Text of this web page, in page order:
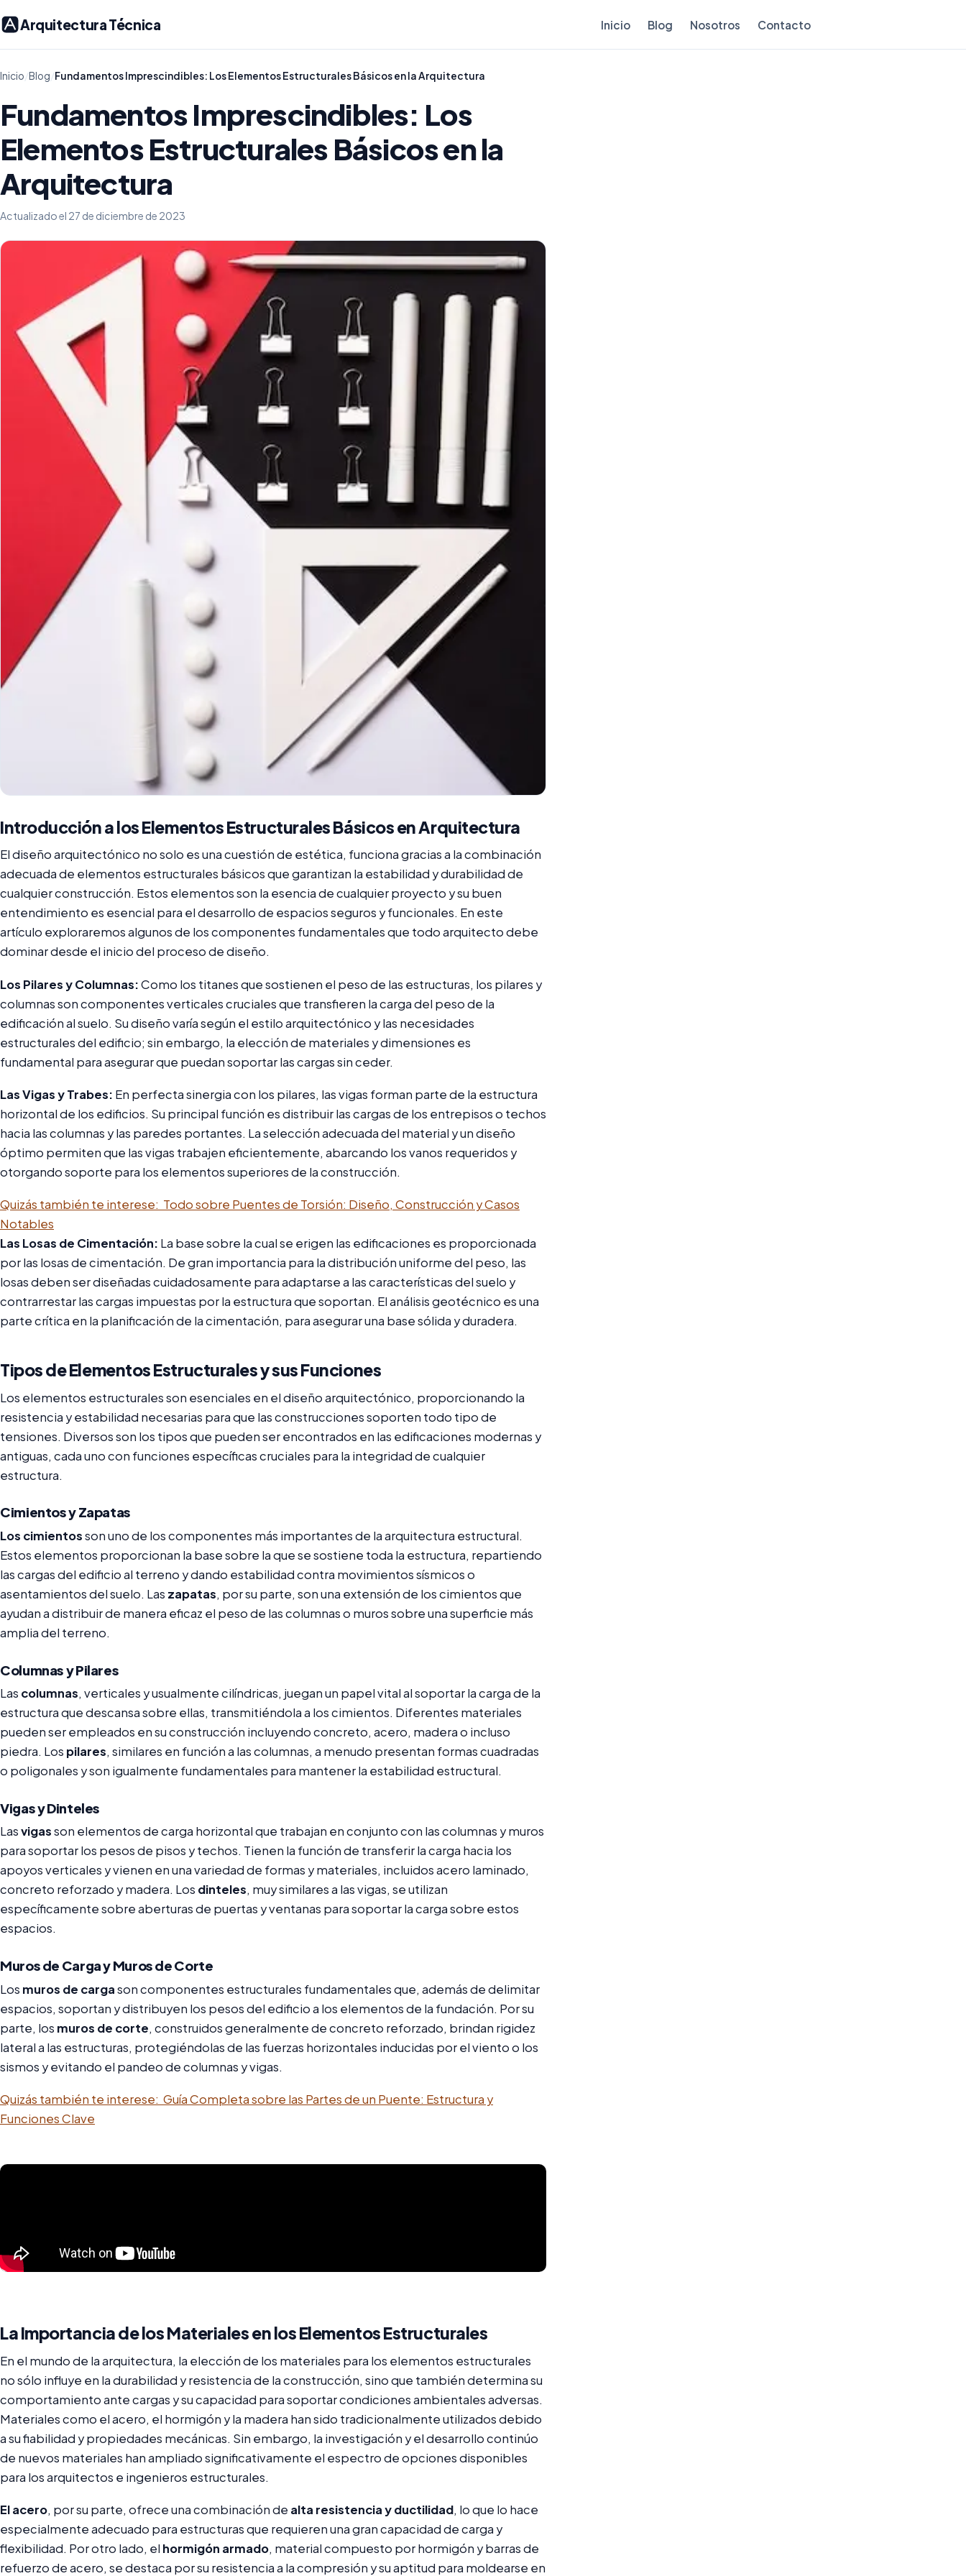
Arquitectura Técnica Inicio Blog Nosotros Contacto
Inicio/Blog/Fundamentos Imprescindibles: Los Elementos Estructurales Básicos en la Arquitectura
Fundamentos Imprescindibles: Los
Elementos Estructurales Básicos en la
Arquitectura
Actualizado el 27 de diciembre de 2023
Introducción a los Elementos Estructurales Básicos en Arquitectura
El diseño arquitectónico no solo es una cuestión de estética, funciona gracias a la combinación
adecuada de elementos estructurales básicos que garantizan la estabilidad y durabilidad de
cualquier construcción. Estos elementos son la esencia de cualquier proyecto y su buen
entendimiento es esencial para el desarrollo de espacios seguros y funcionales. En este
artículo exploraremos algunos de los componentes fundamentales que todo arquitecto debe
dominar desde el inicio del proceso de diseño.
Los Pilares y Columnas:Como los titanes que sostienen el peso de las estructuras, los pilares y
columnas son componentes verticales cruciales que transfieren la carga del peso de la
edificación al suelo. Su diseño varía según el estilo arquitectónico y las necesidades
estructurales del edificio; sin embargo, la elección de materiales y dimensiones es
fundamental para asegurar que puedan soportar las cargas sin ceder.
Las Vigas y Trabes: En perfecta sinergia con los pilares, las vigas forman parte de la estructura
horizontal de los edificios. Su principal función es distribuir las cargas de los entrepisos o techos
hacia las columnas y las paredes portantes. La selección adecuada del material y un diseño
óptimo permiten que las vigas trabajen eficientemente, abarcando los vanos requeridos y
otorgando soporte para los elementos superiores de la construcción.
Quizás también te interese: Todo sobre Puentes de Torsión: Diseño, Construcción y Casos
Notables
Las Losas de Cimentación: La base sobre la cual se erigen las edificaciones es proporcionada
por las losas de cimentación. De gran importancia para la distribución uniforme del peso, las
losas deben ser diseñadas cuidadosamente para adaptarse a las características del suelo y
contrarrestar las cargas impuestas por la estructura que soportan. El análisis geotécnico es una
parte crítica en la planificación de la cimentación, para asegurar una base sólida y duradera.
Tipos de Elementos Estructurales y sus Funciones
Los elementos estructurales son esenciales en el diseño arquitectónico, proporcionando la
resistencia y estabilidad necesarias para que las construcciones soporten todo tipo de
tensiones. Diversos son los tipos que pueden ser encontrados en las edificaciones modernas y
antiguas, cada uno con funciones específicas cruciales para la integridad de cualquier
estructura.
Cimientos y Zapatas
Los cimientosson uno de los componentes más importantes de la arquitectura estructural.
Estos elementos proporcionan la base sobre la que se sostiene toda la estructura, repartiendo
las cargas del edificio al terreno y dando estabilidad contra movimientos sísmicos o
asentamientos del suelo. Las zapatas, por su parte, son una extensión de los cimientos que
ayudan a distribuir de manera eficaz el peso de las columnas o muros sobre una superficie más
amplia del terreno.
Columnas y Pilares
Las columnas, verticales y usualmente cilíndricas, juegan un papel vital al soportar la carga de la
estructura que descansa sobre ellas, transmitiéndola a los cimientos. Diferentes materiales
pueden ser empleados en su construcción incluyendo concreto, acero, madera o incluso
piedra. Los pilares, similares en función a las columnas, a menudo presentan formas cuadradas
o poligonales y son igualmente fundamentales para mantener la estabilidad estructural.
Vigas y Dinteles
Lasvigasson elementos de carga horizontal que trabajan en conjunto con las columnas y muros
para soportar los pesos de pisos y techos. Tienen la función de transferir la carga hacia los
apoyos verticales y vienen en una variedad de formas y materiales, incluidos acero laminado,
concreto reforzado y madera. Los dinteles, muy similares a las vigas, se utilizan
específicamente sobre aberturas de puertas y ventanas para soportar la carga sobre estos
espacios.
Muros de Carga y Muros de Corte
Los muros de cargason componentes estructurales fundamentales que, además de delimitar
espacios, soportan y distribuyen los pesos del edificio a los elementos de la fundación. Por su
parte, los muros de corte, construidos generalmente de concreto reforzado, brindan rigidez
lateral a las estructuras, protegiéndolas de las fuerzas horizontales inducidas por el viento o los
sismos y evitando el pandeo de columnas y vigas.
Quizás también te interese: Guía Completa sobre las Partes de un Puente: Estructura y
Funciones Clave
La Importancia de los Materiales en los Elementos Estructurales
En el mundo de la arquitectura, la elección de los materiales para los elementos estructurales
no sólo influye en la durabilidad y resistencia de la construcción, sino que también determina su
comportamiento ante cargas y su capacidad para soportar condiciones ambientales adversas.
Materiales como el acero, el hormigón y la madera han sido tradicionalmente utilizados debido
a su fiabilidad y propiedades mecánicas. Sin embargo, la investigación y el desarrollo continúo
de nuevos materiales han ampliado significativamente el espectro de opciones disponibles
para los arquitectos e ingenieros estructurales.
El acero, por su parte, ofrece una combinación de alta resistencia y ductilidad, lo que lo hace
especialmente adecuado para estructuras que requieren una gran capacidad de carga y
flexibilidad. Por otro lado, el hormigón armado, material compuesto por hormigón y barras de
refuerzo de acero, se destaca por su resistencia a la compresión y su aptitud para moldearse en